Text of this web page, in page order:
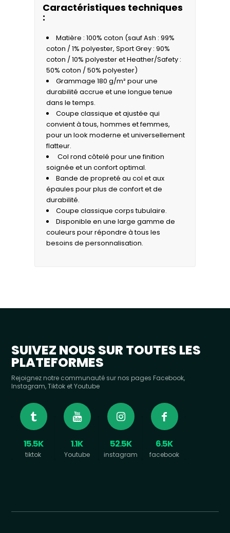
Caractéristiques techniques
:
Matière : 100% coton (sauf Ash : 99%
coton / 1% polyester, Sport Grey : 90%
coton / 10% polyester et Heather/Safety :
50% coton / 50% polyester)
Grammage 180 g/m² pour une
durabilité accrue et une longue tenue
dans le temps.
Coupe classique et ajustée qui
convient à tous, hommes et femmes,
pour un look moderne et universellement
flatteur.
Col rond côtelé pour une finition
soignée et un confort optimal.
Bande de propreté au col et aux
épaules pour plus de confort et de
durabilité.
Coupe classique corps tubulaire.
Disponible en une large gamme de
couleurs pour répondre à tous les
besoins de personnalisation.
SUIVEZ NOUS SUR TOUTES LES
PLATEFORMES
Rejoignez notre communauté sur nos pages Facebook,
Instagram, Tiktok et Youtube
15.5K
tiktok
1.1K
Youtube
52.5K
instagram
6.5K
facebook